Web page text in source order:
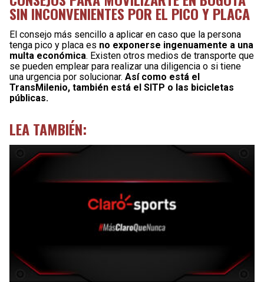
SIN INCONVENIENTES POR EL PICO Y PLACA
El consejo más sencillo a aplicar en caso que la persona
tenga pico y placa es no exponerse ingenuamente a una
multa económica. Existen otros medios de transporte que
se pueden emplear para realizar una diligencia o si tiene
una urgencia por solucionar. Así como está el
TransMilenio, también está el SITP o las bicicletas
públicas.
LEA TAMBIÉN: